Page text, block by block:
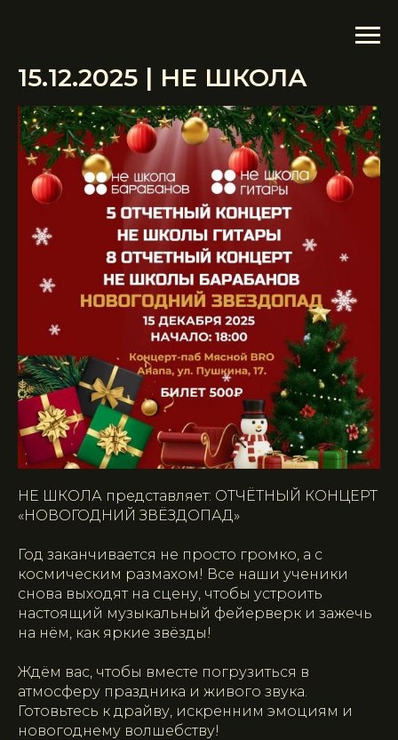
15.12.2025 | НЕ ШКОЛА
НЕ ШКОЛА представляет: ОТЧЁТНЫЙ КОНЦЕРТ
«НОВОГОДНИЙ ЗВЁЗДОПАД»
Год заканчивается не просто громко, а с
космическим размахом! Все наши ученики
снова выходят на сцену, чтобы устроить
настоящий музыкальный фейерверк и зажечь
на нём, как яркие звёзды!
Ждём вас, чтобы вместе погрузиться в
атмосферу праздника и живого звука.
Готовьтесь к драйву, искренним эмоциям и
новогоднему волшебству!